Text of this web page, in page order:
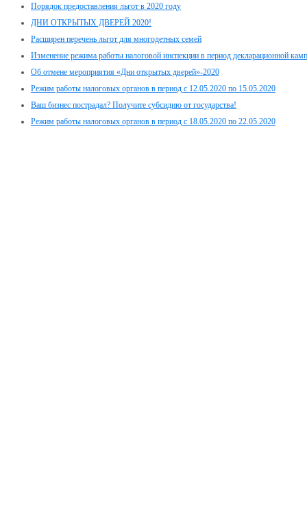
Порядок предоставления льгот в 2020 году
ДНИ ОТКРЫТЫХ ДВЕРЕЙ 2020!
Расширен перечень льгот для многодетных семей
Изменение режима работы налоговой инспекции в период декларационной
Об отмене мероприятия «Дни открытых дверей»-2020
Режим работы налоговых органов в период с 12.05.2020 по 15.05.2020
Ваш бизнес пострадал? Получите субсидию от государства!
Режим работы налоговых органов в период с 18.05.2020 по 22.05.2020